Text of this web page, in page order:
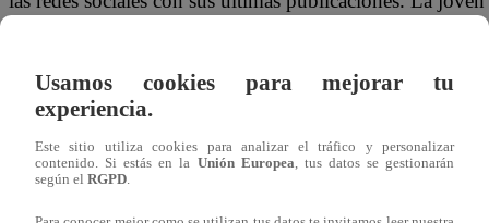
Como se puede ver en las fotografías, Camila lució un
Usamos cookies para mejorar tu
experiencia.
Este sitio utiliza cookies para analizar el tráfico y personalizar
contenido. Si estás en la Unión Europea , tus datos se gestionarán
según el RGPD